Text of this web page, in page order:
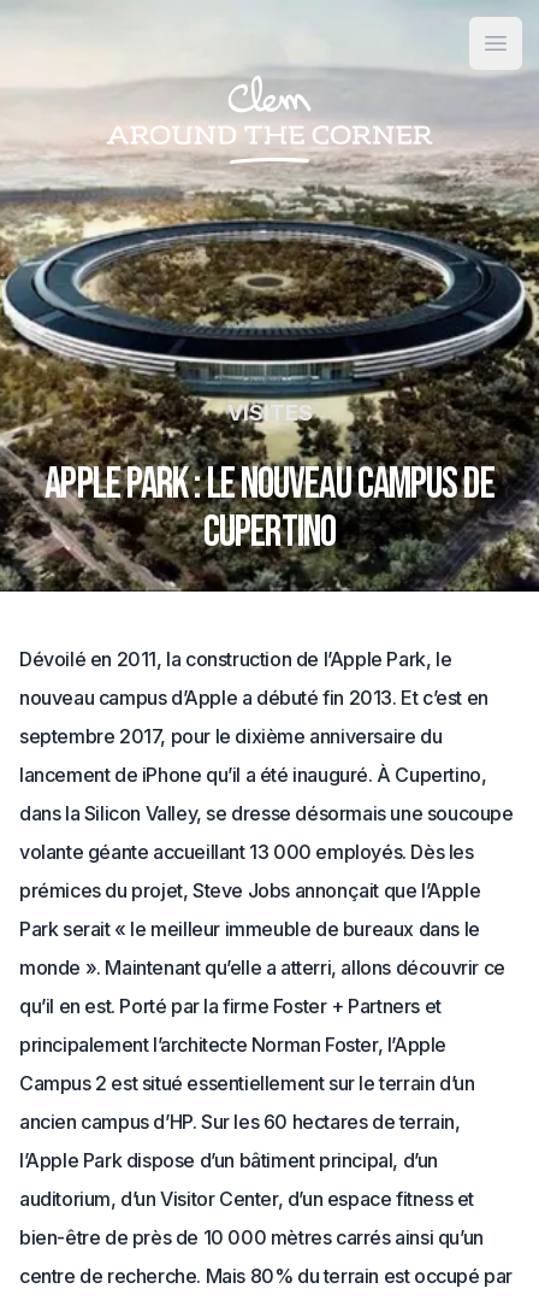
VISITES
Apple Park : le nouveau campus de
Cupertino
Dévoilé en 2011, la construction de l’Apple Park, le
nouveau campus d’Apple a débuté fin 2013. Et c’est en
septembre 2017, pour le dixième anniversaire du
lancement de iPhone qu’il a été inauguré. À Cupertino,
dans la Silicon Valley, se dresse désormais une soucoupe
volante géante accueillant 13 000 employés. Dès les
prémices du projet, Steve Jobs annonçait que l’Apple
Park serait « le meilleur immeuble de bureaux dans le
monde ». Maintenant qu’elle a atterri, allons découvrir ce
qu’il en est. Porté par la firme Foster + Partners et
principalement l’architecte Norman Foster, l’Apple
Campus 2 est situé essentiellement sur le terrain d’un
ancien campus d’HP. Sur les 60 hectares de terrain,
l’Apple Park dispose d’un bâtiment principal, d’un
auditorium, d’un Visitor Center, d’un espace fitness et
bien-être de près de 10 000 mètres carrés ainsi qu’un
centre de recherche. Mais 80% du terrain est occupé par